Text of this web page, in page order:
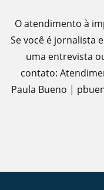
O atendimento à
Se você é jornalista
uma entrevista
contato:
Paula Bueno |